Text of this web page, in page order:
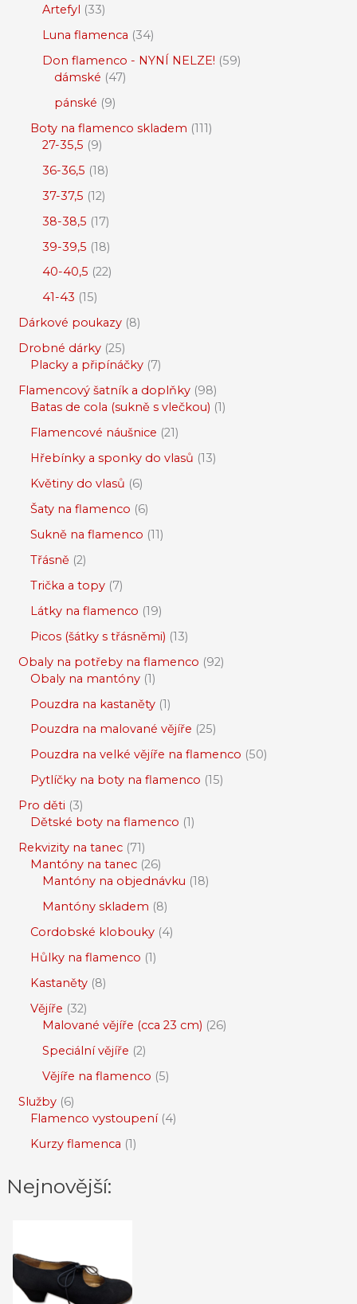
Artefyl 33
Luna flamenca 34
Don flamenco - NYNÍ NELZE! 59
dámské 47
pánské 9
Boty na flamenco skladem 111
27-35,5 9
36-36,5 18
37-37,5 12
38-38,5 17
39-39,5 18
40-40,5 22
41-43 15
Dárkové poukazy 8
Drobné dárky 25
Placky a připínáčky 7
Flamencový šatník a doplňky 98
Batas de cola (sukně s vlečkou) 1
Flamencové náušnice 21
Hřebínky a sponky do vlasů 13
Květiny do vlasů 6
Šaty na flamenco 6
Sukně na flamenco 11
Třásně 2
Trička a topy 7
Látky na flamenco 19
Picos (šátky s třásněmi) 13
Obaly na potřeby na flamenco 92
Obaly na mantóny 1
Pouzdra na kastaněty 1
Pouzdra na malované vějíře 25
Pouzdra na velké vějíře na flamenco 50
Pytlíčky na boty na flamenco 15
Pro děti 3
Dětské boty na flamenco 1
Rekvizity na tanec 71
Mantóny na tanec 26
Mantóny na objednávku 18
Mantóny skladem 8
Cordobské klobouky 4
Hůlky na flamenco 1
Kastaněty 8
Vějíře 32
Malované vějíře (cca 23 cm) 26
Speciální vějíře 2
Vějíře na flamenco 5
Služby 6
Flamenco vystoupení 4
Kurzy flamenca 1
Nejnovější: